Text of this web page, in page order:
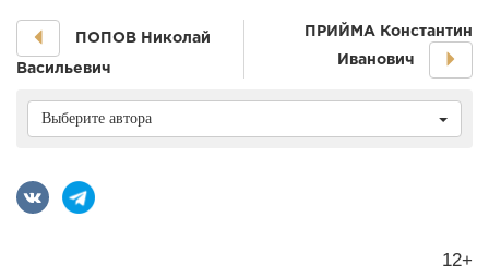
ПОПОВ Николай
Васильевич
ПРИЙМА Константин
Иванович
Выберите автора
12+